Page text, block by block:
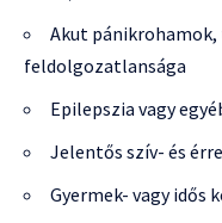
Akut
feldolgozatlansága
Epilepszia vagy
Jelentős szív- és
Gyermek- vagy idős